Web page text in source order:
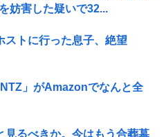
妨害した疑いで32...
ストに行った息子、絶望
」がAmazonでなんと全
見るべきか。今はもう合葬墓